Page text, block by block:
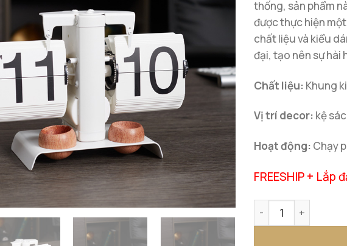
thống, sản phẩm
được thực hiện
chất liệu và kiểu
đại, tạo nên sự hài
Chất liệu: Khung
Vị trí decor: kệ
Hoạt động: Chạy
FREESHIP + Lắp
Đồng Hồ Lật Kết